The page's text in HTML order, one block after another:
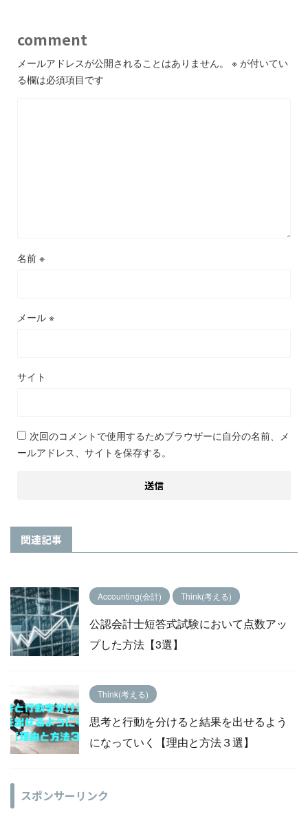
comment
メールアドレスが公開されることはありません。 ※ が付いてい
る欄は必須項目です
名前 ※
メール ※
サイト
次回のコメントで使用するためブラウザーに自分の名前、メ
ールアドレス、サイトを保存する。
関連記事
Accounting(会計) Think(考える)
公認会計士短答式試験において点数アッ
プした方法【3選】
Think(考える)
思考と行動を分けると結果を出せるよう
になっていく【理由と方法３選】
スポンサーリンク